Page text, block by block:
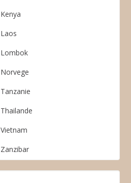
Kenya
Laos
Lombok
Norvege
Tanzanie
Thailande
Vietnam
Zanzibar